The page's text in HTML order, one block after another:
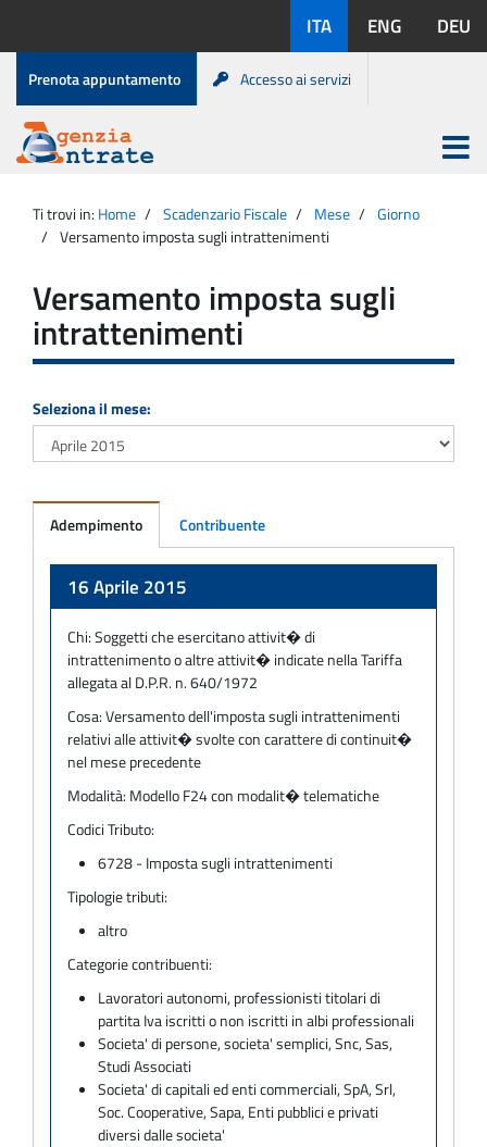
contenuto
disponibili:
ITA ENG DEU
Menu
di
servizio
Prenota appuntamento Accesso ai servizi
Agenzia
Entrate
Apri
menu
principale
Ti trovi in: Home Scadenzario Fiscale Mese
Giorno
Versamento imposta sugli intrattenimenti
Versamento imposta sugli
intrattenimenti
Seleziona il mese:
Adempimento Contribuente
16 Aprile 2015
Chi:Soggetti che esercitano attivit� di
intrattenimento o altre attivit� indicate nella Tariffa
allegata al D.P.R. n. 640/1972
Cosa:Versamento dell'imposta sugli intrattenimenti
relativi alle attivit� svolte con carattere di continuit�
nel mese precedente
Modalità: Modello F24 con modalit� telematiche
Codici Tributo:
6728 - Imposta sugli intrattenimenti
Tipologie tributi:
altro
Categorie contribuenti:
Lavoratori autonomi, professionisti titolari di
partita Iva iscritti o non iscritti in albi professionali
Societa' di persone, societa' semplici, Snc, Sas,
Studi Associati
Societa' di capitali ed enti commerciali, SpA, Srl,
Soc. Cooperative, Sapa, Enti pubblici e privati
diversi dalle societa'